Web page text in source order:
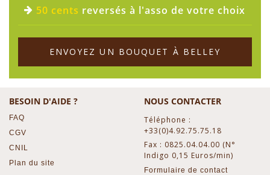
50 cents reversés à l'asso de votre choix
ENVOYEZ UN BOUQUET À BELLEY
BESOIN D'AIDE ?
FAQ
CGV
CNIL
Plan du site
NOUS CONTACTER
Téléphone :
+33(0)4.92.75.75.18
Fax : 0825.04.04.00 (N°
Indigo 0,15 Euros/min)
Formulaire de contact